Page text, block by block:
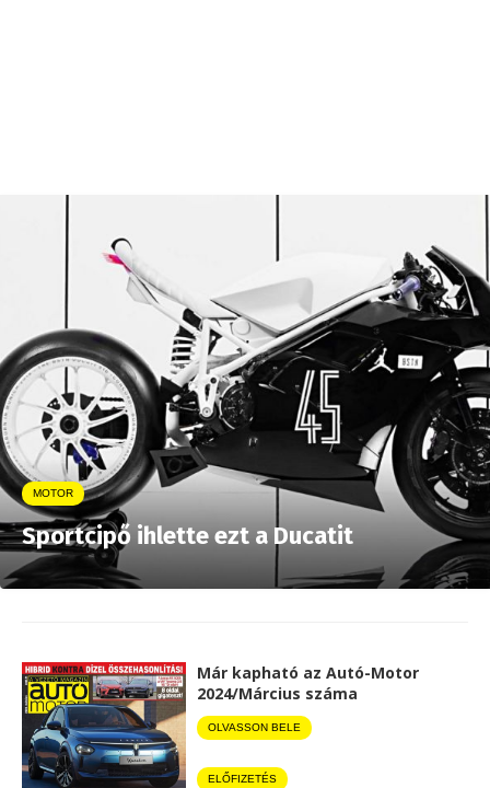
MOTOR
Sportcipő ihlette ezt a Ducatit
Már kapható az Autó-Motor
2024/Március száma
OLVASSON BELE
ELŐFIZETÉS